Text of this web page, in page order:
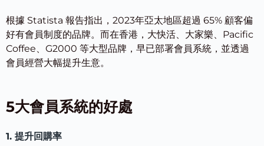
根據 Statista 報告指出，2023年亞太地區超過 65% 顧客偏
好有會員制度的品牌。而在香港，大快活、大家樂、Pacific
Coffee、G2000 等大型品牌，早已部署會員系統，並透過
會員經營大幅提升生意。
5大會員系統的好處
1. 提升回購率